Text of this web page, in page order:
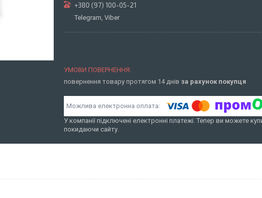
+380 (97) 100-05-21
Telegram, Viber
повернення товару протягом 14 днів за рахунок покупця
У компанії підключені електронні платежі. Тепер ви можете
покидаючи сайту.